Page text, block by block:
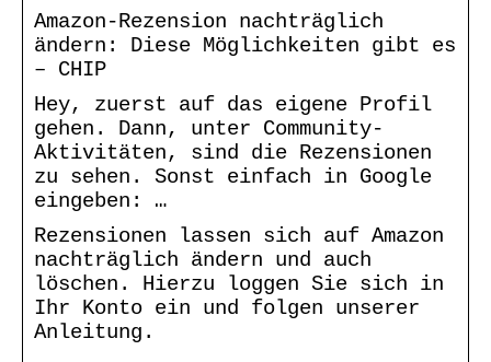
Amazon-Rezension nachträglich
ändern: Diese Möglichkeiten gibt es
– CHIP
Hey, zuerst auf das eigene Profil
gehen. Dann, unter Community-
Aktivitäten, sind die Rezensionen
zu sehen. Sonst einfach in Google
eingeben: …
Rezensionen lassen sich auf Amazon
nachträglich ändern und auch
löschen. Hierzu loggen Sie sich in
Ihr Konto ein und folgen unserer
Anleitung.